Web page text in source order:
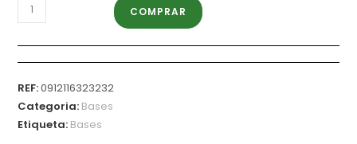
COMPRAR
REF:0912116323232
Categoria: Bases
Etiqueta: Bases